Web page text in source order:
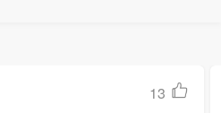
13